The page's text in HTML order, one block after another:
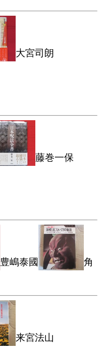
大宮司朗
藤巻一保
豊嶋泰國
角
来宮法山